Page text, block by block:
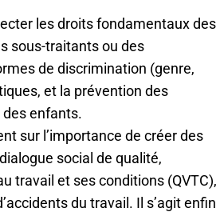
les droits fondamentaux des
sous-traitants ou des
de discrimination (genre,
et la prévention des
enfants.
sur l’importance de créer des
social de qualité,
travail et ses conditions (QVTC),
du travail. Il s’agit enfin